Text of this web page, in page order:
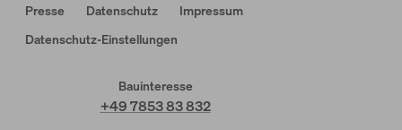
Bauinteresse
+49 7853 83 832
Presse Datenschutz
Impressum
Datenschutz-Einstellungen